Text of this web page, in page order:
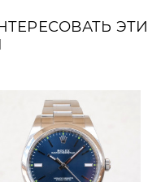
ЭТИ